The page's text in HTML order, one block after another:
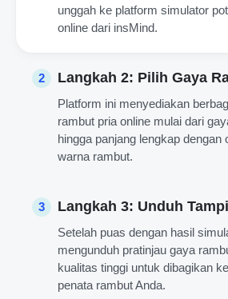
unggah ke platform simulator
online dari insMind.
2 Langkah 2: Pilih Gaya
Platform ini menyediakan
rambut pria online mulai dari
hingga panjang lengkap dengan
warna rambut.
3 Langkah 3: Unduh
Setelah puas dengan hasil
mengunduh pratinjau gaya
kualitas tinggi untuk dibagikan
penata rambut Anda.